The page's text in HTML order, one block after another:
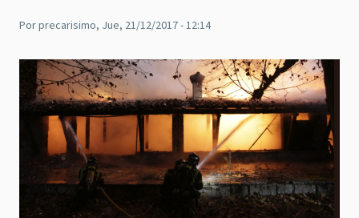
Porprecarisimo, Jue, 21/12/2017 - 12:14